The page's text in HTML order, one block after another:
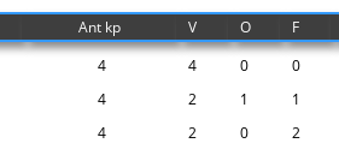
Ant kp V O F
4 4 0 0
4 2 1 1
4 2 0 2